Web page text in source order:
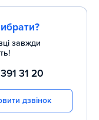
завжди
31 20
дзвінок